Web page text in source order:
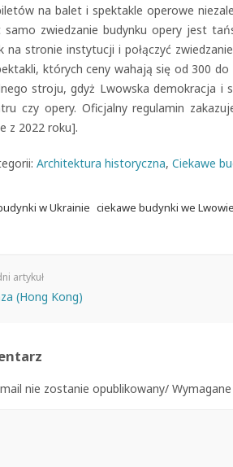
na balet i spektakle operowe
samo zwiedzanie budynku opery jest
na stronie instytucji i połączyć
których ceny wahają się od 300
stroju, gdyż Lwowska demokracja i
czy opery. Oficjalny regulamin
z 2022 roku].
Architektura historyczna, Ciekawe
w Ukrainie ciekawe budynki we Lwowie
artykuł
(Hong Kong)
nie zostanie opublikowany/